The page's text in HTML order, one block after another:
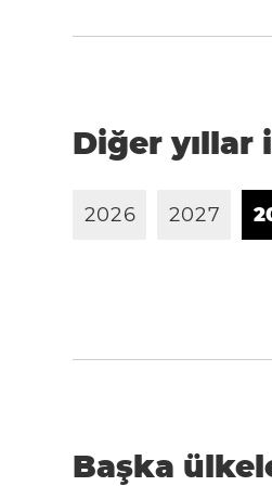
Diğer yıllar
2026 2027 2
Başka